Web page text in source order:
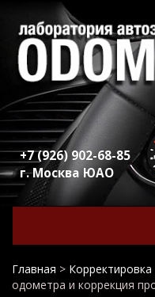
+7 (926) 902-68-85
г. Москва ЮАО
Главная > Корректировка
одометра и коррекция